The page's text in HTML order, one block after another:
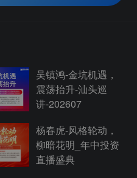
吴镇鸿-金坑机遇，
震荡抬升-汕头巡
讲-202607
杨春虎-风格轮动，
柳暗花明_年中投资
直播盛典